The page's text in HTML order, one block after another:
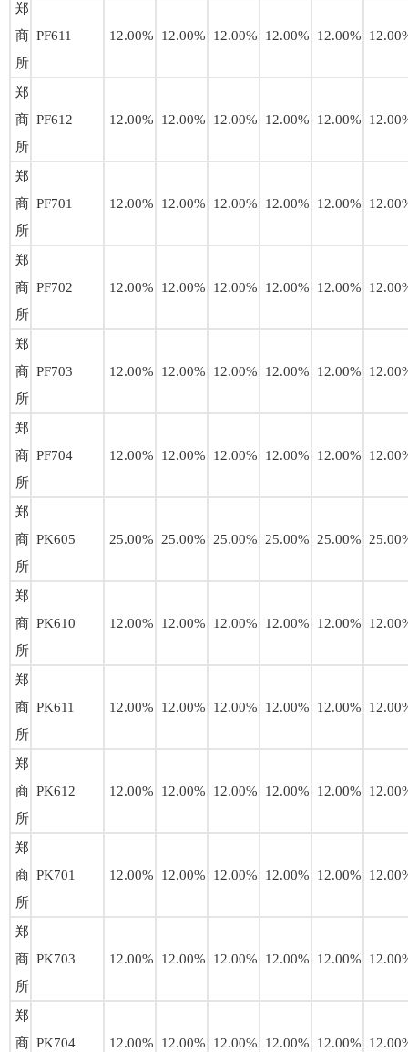
郑
商
所
PF611 12.00% 12.00% 12.00% 12.00% 12.00%
郑
商
所
PF612 12.00% 12.00% 12.00% 12.00% 12.00%
郑
商
所
PF701 12.00% 12.00% 12.00% 12.00% 12.00%
郑
商
所
PF702 12.00% 12.00% 12.00% 12.00% 12.00%
郑
商
所
PF703 12.00% 12.00% 12.00% 12.00% 12.00%
郑
商
所
PF704 12.00% 12.00% 12.00% 12.00% 12.00%
郑
商
所
PK605 25.00% 25.00% 25.00% 25.00% 25.00%
郑
商
所
PK610 12.00% 12.00% 12.00% 12.00% 12.00%
郑
商
所
PK611 12.00% 12.00% 12.00% 12.00% 12.00%
郑
商
所
PK612 12.00% 12.00% 12.00% 12.00% 12.00%
郑
商
所
PK701 12.00% 12.00% 12.00% 12.00% 12.00%
郑
商
所
PK703 12.00% 12.00% 12.00% 12.00% 12.00%
郑
商 PK704 12.00% 12.00% 12.00% 12.00% 12.00%